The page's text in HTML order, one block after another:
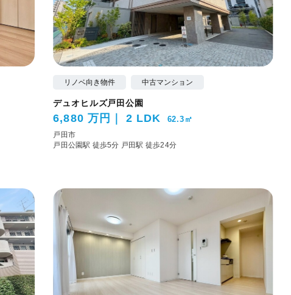
リノベ向き物件 中古マンション
デュオヒルズ戸田公園
6,880 万円 2 LDK 62.3㎡
戸田市
戸田公園駅 徒歩5分 戸田駅 徒歩24分